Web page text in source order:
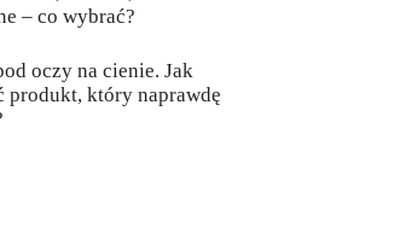
– co wybrać?
oczy na cienie. Jak
produkt, który naprawdę